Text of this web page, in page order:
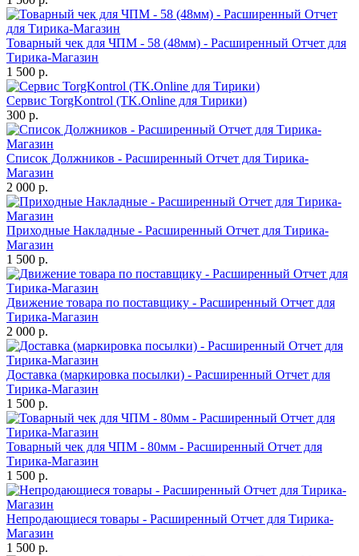
Товарный чек для ЧПМ - 58 (48мм) - Расширенный Отчет для
Тирика-Магазин
1 500 р.
Сервис TorgKontrol (TK.Online для Тирики)
300 р.
Список Должников - Расширенный Отчет для Тирика-
Магазин
2 000 р.
Приходные Накладные - Расширенный Отчет для Тирика-
Магазин
1 500 р.
Движение товара по поставщику - Расширенный Отчет для
Тирика-Магазин
2 000 р.
Доставка (маркировка посылки) - Расширенный Отчет для
Тирика-Магазин
1 500 р.
Товарный чек для ЧПМ - 80мм - Расширенный Отчет для
Тирика-Магазин
1 500 р.
Непродающиеся товары - Расширенный Отчет для Тирика-
Магазин
1 500 р.